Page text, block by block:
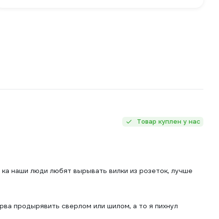
Товар куплен у нас
наши люди любят вырывать вилки из розеток, лучше
продырявить сверлом или шилом, а то я пихнул